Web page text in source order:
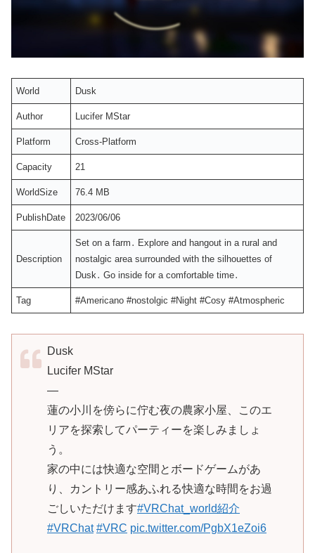
World Dusk
Author Lucifer MStar
Platform Cross-Platform
Capacity 21
WorldSize 76.4 MB
PublishDate 2023/06/06
Description
Set on a farm․ Explore and hangout in a rural and
nostalgic area surrounded with the silhouettes of
Dusk․ Go inside for a comfortable time․
Tag #Americano #nostolgic #Night #Cosy #Atmospheric
Dusk
Lucifer MStar
—
蓮の小川を傍らに佇む夜の農家小屋、このエ
リアを探索してパーティーを楽しみましょ
う。
家の中には快適な空間とボードゲームがあ
り、カントリー感あふれる快適な時間をお過
ごしいただけます#VRChat_world紹介
#VRChat #VRC pic.twitter.com/PgbX1eZoi6